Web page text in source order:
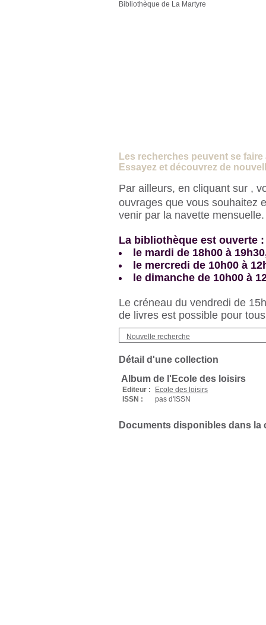
Bibliothèque de La Martyre
Les recherches peuvent se
Essayez et découvrez de
Par ailleurs, en cliquant sur ,
ouvrages que vous souhaitez
venir par la navette
La bibliothèque est ouverte :
le mardi de 18h00 à
le mercredi de 10h00 à
le dimanche de 10h00 à
Le créneau du vendredi de
de livres est possible pour
Nouvelle recherche
Détail d'une collection
Album de l'Ecole des loisirs
Editeur :
Ecole des loisirs
ISSN :
pas d'ISSN
Documents disponibles dans la